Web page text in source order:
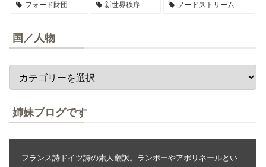
フォード財団 新世界秩序 ノードストリーム
国／人物
姉妹ブログです
フランス詩ドイツ詩の素人翻訳。ランボーやアポリネールとい